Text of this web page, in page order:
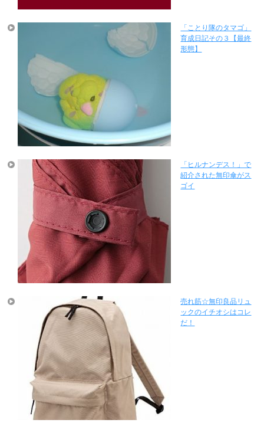
「ことり隊のタマゴ」
育成日記その３【最終
形態】
「ヒルナンデス！」で
紹介された無印傘がス
ゴイ
売れ筋☆無印良品リュ
ックのイチオシはコレ
だ！